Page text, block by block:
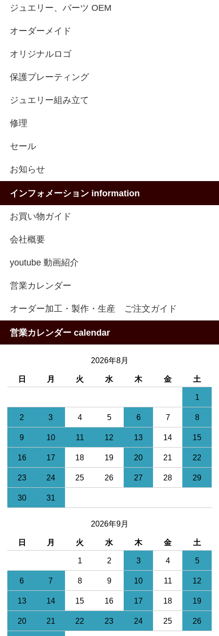
ジュエリー、パーツ OEM
オーダーメイド
オリジナルロゴ
保護プレーティング
ジュエリー組み立て
修理
セール
お知らせ
インフォメーション information
お買い物ガイド
会社概要
youtube 動画紹介
営業カレンダー
オーダー加工・製作・生産 ご注文ガイド
営業カレンダー calendar
2026年8月
日 月 火 水 木 金 土
1
2 3 4 5 6 7 8
9 10 11 12 13 14 15
16 17 18 19 20 21 22
23 24 25 26 27 28 29
30 31
2026年9月
日 月 火 水 木 金 土
1 2 3 4 5
6 7 8 9 10 11 12
13 14 15 16 17 18 19
20 21 22 23 24 25 26